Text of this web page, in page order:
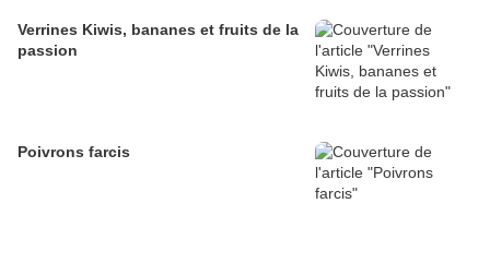
Verrines Kiwis, bananes et fruits de la
passion
Poivrons farcis